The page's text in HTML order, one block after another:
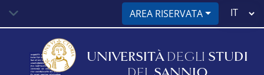
contenuto
AREA RISERVATA
Select
UNIVERSITÀ DEGLI STUDI